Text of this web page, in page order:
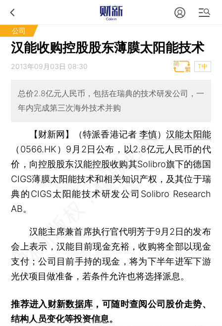
公司
汉能收购控股股东薄膜太阳能技术
2013年09月03日 08:30 T中
总价2.8亿元人民币，包括在瑞典的技术研发公司，一
年内完成第三次海外技术并购
【财新网】（特派香港记者 李慎）汉能太阳能
（0566.HK）9月2日公布，以2.8亿元人民币的代
价，向控股股东汉能控股收购其Solibro旗下的德国
CIGS薄膜太阳能技术和相关知识产权，及其位于瑞
典的CIGS太阳能技术研发公司Solibro Research
AB。
汉能主席兼首席执行官代明芳于9月2日的发布
会上表示，汉能目前现金充裕，收购将全部以现金
支付；公司目前手持的现金，将为下半年进军下游
光伏项目做准备，若条件允许也将选择派息。
推荐进入财新数据库 ，可随时查阅公司股价走势、
结构人员变化等投资信息。